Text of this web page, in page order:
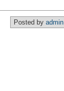
Posted by admin